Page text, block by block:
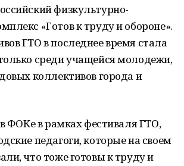
физкультурно-
«Готов к труду и обороне».
ГТО в последнее время стала
среди учащейся молодежи,
коллективов города и
ФОКе в рамках фестиваля ГТО,
педагоги, которые на своем
что тоже готовы к труду и